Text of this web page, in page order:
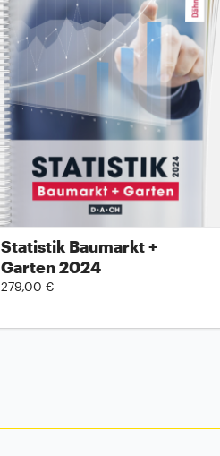
Statistik Baumarkt +
Garten 2024
279,00 €